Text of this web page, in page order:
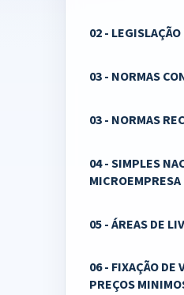
02 -
03 - NORMAS
03 - NORMAS
04 - SIMPLES
MICROEMPRESA
05 - ÁREAS DE
06 - FIXAÇÃO DE
PREÇOS